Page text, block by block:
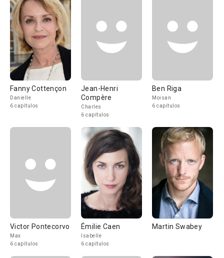
Fanny Cottençon
Danielle
6 capítulos
Jean-Henri
Compère
Charles
6 capítulos
Ben Riga
Moisan
6 capítulos
Victor Pontecorvo
Max
6 capítulos
Émilie Caen
Isabelle
6 capítulos
Martin Swabey